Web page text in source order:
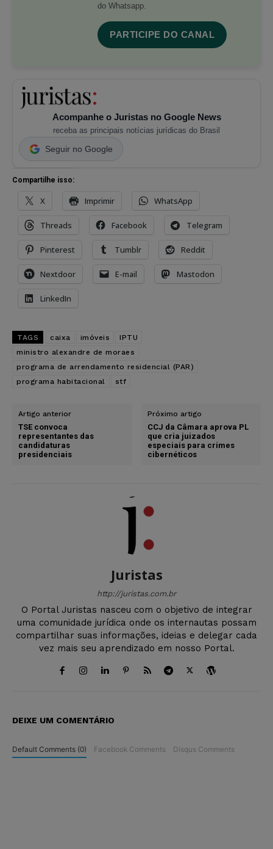
do Whatsapp.
PARTICIPE DO CANAL
Acompanhe o Juristas no Google News
receba as principais notícias jurídicas do Brasil
Seguir no Google
Compartilhe isso:
X Imprimir WhatsApp
Threads Facebook Telegram
Pinterest Tumblr Reddit
Nextdoor E-mail Mastodon
LinkedIn
TAGS caixa imóveis
IPTU
ministro alexandre de moraes
programa de arrendamento residencial (PAR)
programa habitacional
stf
Artigo anterior
TSE convoca
representantes das
candidaturas
presidenciais
Próximo artigo
CCJ da Câmara aprova PL
que cria juizados
especiais para crimes
cibernéticos
Juristas
http://juristas.com.br
O Portal Juristas nasceu com o objetivo de integrar
uma comunidade jurídica onde os internautas possam
compartilhar suas informações, ideias e delegar cada
vez mais seu aprendizado em nosso Portal.
DEIXE UM COMENTÁRIO
Default Comments (0) Facebook Comments Disqus Comments